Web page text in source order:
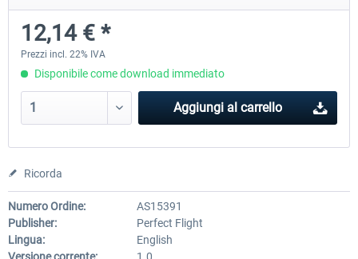
12,14 € *
Prezzi incl. 22% IVA
Disponibile come download immediato
Aggiungi al carrello
Ricorda
Numero Ordine:
AS15391
Publisher:
Perfect Flight
Lingua:
English